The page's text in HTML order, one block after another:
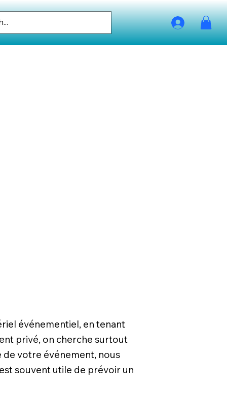
événementiel, en tenant
privé, on cherche surtout
votre événement, nous
souvent utile de prévoir un